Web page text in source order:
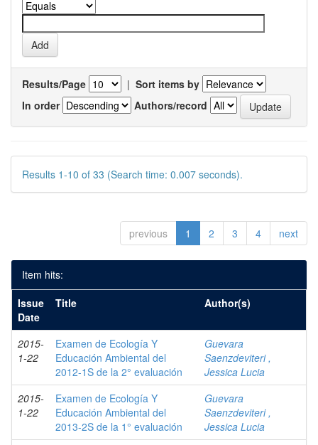
Results/Page | Sort items by
In order
Authors/record
Results 1-10 of 33 (Search time: 0.007 seconds).
previous 1 2 3 4 next
Item hits:
Issue
Date
Title Author(s)
2015-
1-22
Examen de Ecología Y
Educación Ambiental del
2012-1S de la 2° evaluación
Guevara
Saenzdeviteri ,
Jessica Lucia
2015-
1-22
Examen de Ecología Y
Educación Ambiental del
2013-2S de la 1° evaluación
Guevara
Saenzdeviteri ,
Jessica Lucia